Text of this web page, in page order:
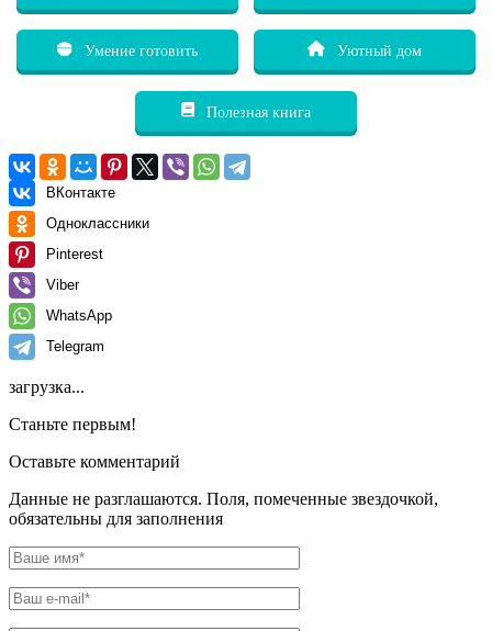
Умение готовить Уютный дом
Полезная книга
ВКонтакте
Одноклассники
Pinterest
Viber
WhatsApp
Telegram
загрузка...
Станьте первым!
Оставьте комментарий
Данные не разглашаются. Поля, помеченные звездочкой,
обязательны для заполнения